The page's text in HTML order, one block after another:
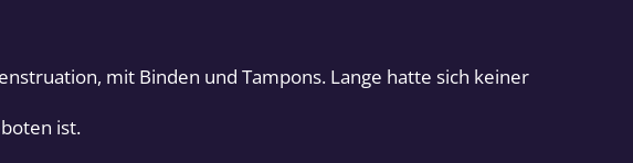
mit Binden und Tampons. Lange hatte sich keiner
ist.